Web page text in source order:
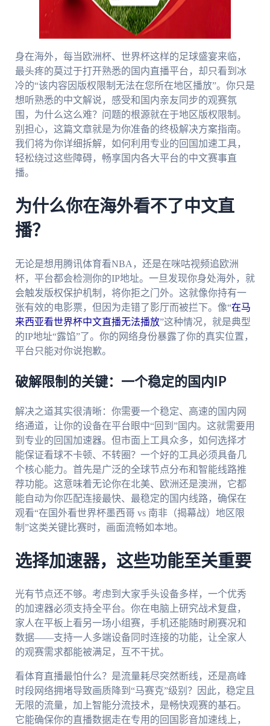
身在海外，每当欧洲杯、世界杯这样的足球盛宴来临，
最头疼的莫过于打开熟悉的国内直播平台，却只看到冰
冷的“该内容因版权限制无法在您所在地区播放”。你只是
想听熟悉的中文解说，感受和国内亲友同步的观赛氛
围，为什么这么难？问题的根源就在于地区版权限制。
别担心，这篇文章就是为你准备的终极解决方案指南。
我们将为你详细拆解，如何利用专业的回国加速工具，
轻松绕过这些障碍，畅享国内各大平台的中文赛事直
播。
为什么你在海外看不了中文直
播？
无论是想用腾讯体育看NBA，还是在咪咕视频追欧洲
杯，平台都会检测你的IP地址。一旦发现你身处海外，就
会触发版权保护机制，将你拒之门外。这就像你持有一
张有效的电影票，但因为走错了影厅而被拦下。像“在马
来西亚看世界杯中文直播无法播放”这种情况，就是典型
的IP地址“露馅”了。你的网络身份暴露了你的真实位置，
平台只能对你说抱歉。
破解限制的关键：一个稳定的国内IP
解决之道其实很清晰：你需要一个稳定、高速的国内网
络通道，让你的设备在平台眼中“回到”国内。这就需要用
到专业的回国加速器。但市面上工具众多，如何选择才
能保证看球不卡顿、不转圈？一个好的工具必须具备几
个核心能力。首先是广泛的全球节点分布和智能线路推
荐功能。这意味着无论你在北美、欧洲还是澳洲，它都
能自动为你匹配连接最快、最稳定的国内线路，确保在
观看“在国外看世界杯墨西哥 vs 南非（揭幕战）地区限
制”这类关键比赛时，画面流畅如本地。
选择加速器，这些功能至关重要
光有节点还不够。考虑到大家手头设备多样，一个优秀
的加速器必须支持全平台。你在电脑上研究战术复盘，
家人在平板上看另一场小组赛，手机还能随时刷赛况和
数据——支持一人多端设备同时连接的功能，让全家人
的观赛需求都能被满足，互不干扰。
看体育直播最怕什么？是流量耗尽突然断线，还是高峰
时段网络拥堵导致画质降到“马赛克”级别？因此，稳定且
无限的流量，加上智能分流技术，是畅快观赛的基石。
它能确保你的直播数据走在专用的回国影音加速线上，